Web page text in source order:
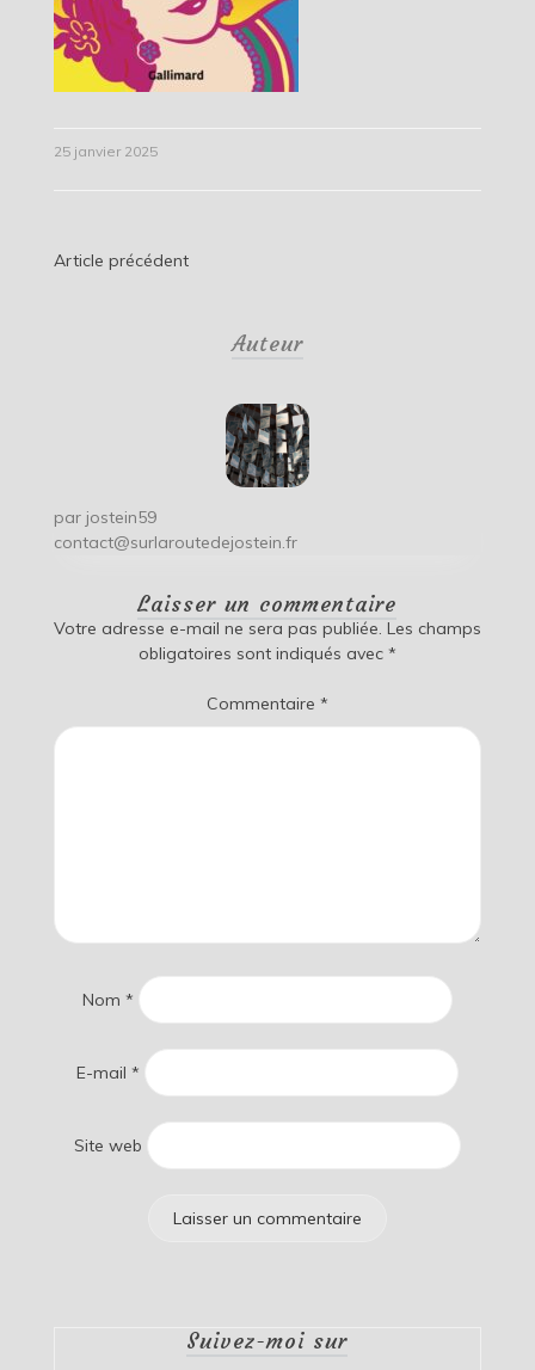
25 janvier 2025
Navigation
Article précédent
Auteur
par jostein59
contact@surlaroutedejostein.fr
Laisser un commentaire
Votre adresse e-mail ne sera pas publiée. Les champs
obligatoires sont indiqués avec *
Commentaire *
Nom *
E-mail *
Site web
Suivez-moi sur